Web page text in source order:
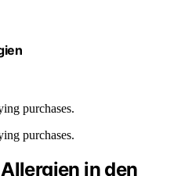
purchases.
purchases.
in den